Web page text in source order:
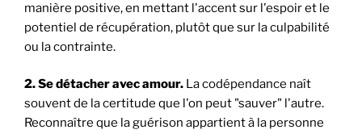
manière positive, en mettant l'accent sur l'espoir et le
potentiel de récupération, plutôt que sur la culpabilité
ou la contrainte.
2. Se détacher avec amour. La codépendance naît
souvent de la certitude que l'on peut "sauver" l'autre.
Reconnaître que la guérison appartient à la personne